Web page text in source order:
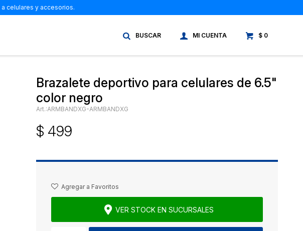
$ 0
celulares y accesorios.
Brazalete deportivo para celulares de 6.5"
color negro
ARMBANDXG-ARMBANDXG
$ 499
VER STOCK EN SUCURSALES